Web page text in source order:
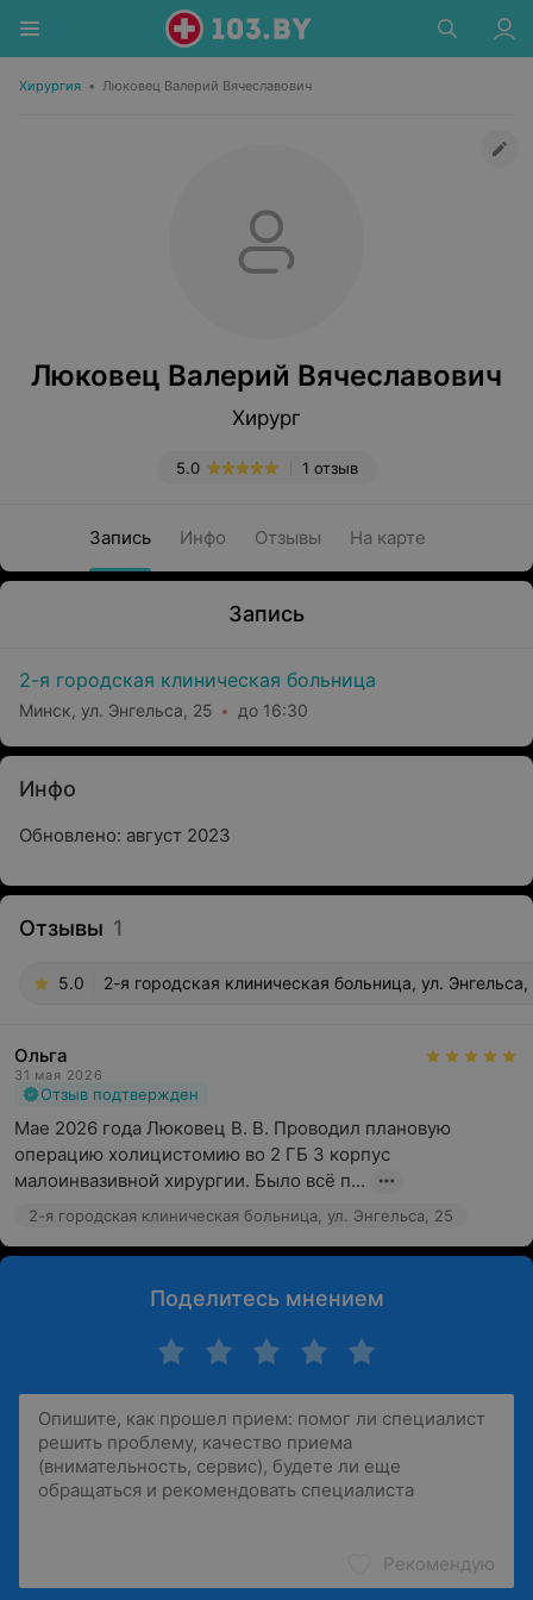
Хирургия • Люковец Валерий Вячеславович
Люковец Валерий Вячеславович
Хирург
1 отзыв
5.0
Запись Инфо Отзывы На карте
Запись
2-я городская клиническая больница
Минск, ул. Энгельса, 25 до 16:30
Инфо
Обновлено: август 2023
Отзывы 1
5.0 2-я городская клиническая больница, ул. Энгельса,
Ольга
31 мая 2026
Отзыв подтвержден
Мае 2026 года Люковец В. В. Проводил плановую
операцию холицистомию во 2 ГБ 3 корпус
малоинвазивной хирургии. Было всё п...
2-я городская клиническая больница, ул. Энгельса, 25
Поделитесь мнением
Рекомендую